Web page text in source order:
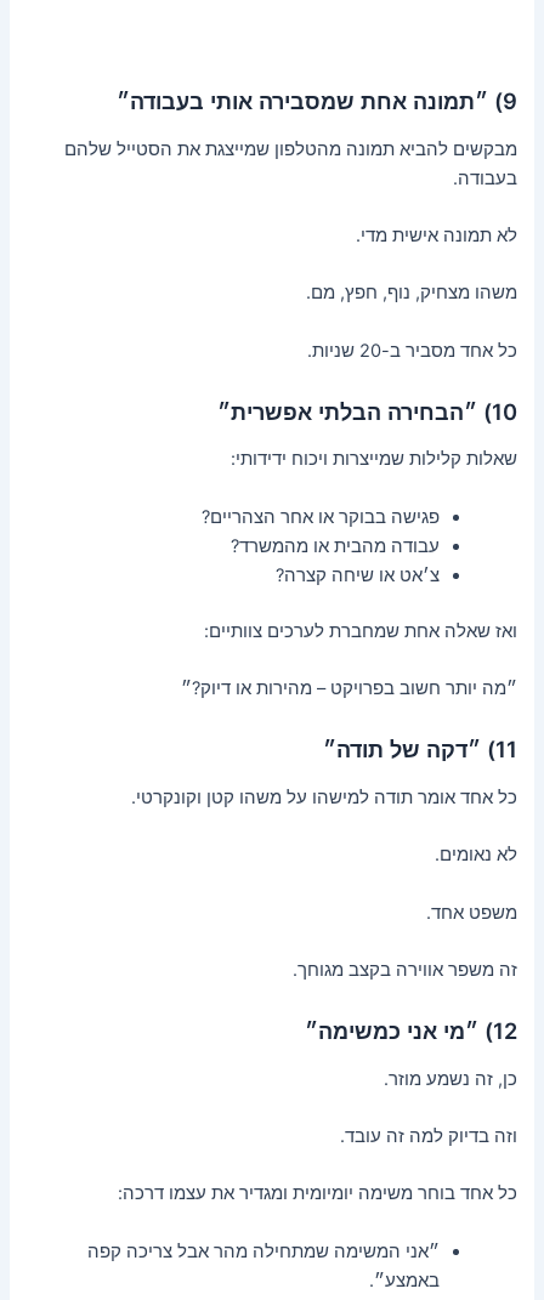
9) ״תמונה אחת שמסבירה אותי בעבודה״
מבקשים להביא תמונה מהטלפון שמייצגת את הסטייל שלהם
בעבודה.
לא תמונה אישית מדי.
משהו מצחיק, נוף, חפץ, מם.
כל אחד מסביר ב-20 שניות.
10) ״הבחירה הבלתי אפשרית״
שאלות קלילות שמייצרות ויכוח ידידותי:
פגישה בבוקר או אחר הצהריים?
עבודה מהבית או מהמשרד?
צ׳אט או שיחה קצרה?
ואז שאלה אחת שמחברת לערכים צוותיים:
״מה יותר חשוב בפרויקט – מהירות או דיוק?״
11) ״דקה של תודה״
כל אחד אומר תודה למישהו על משהו קטן וקונקרטי.
לא נאומים.
משפט אחד.
זה משפר אווירה בקצב מגוחך.
12) ״מי אני כמשימה״
כן, זה נשמע מוזר.
וזה בדיוק למה זה עובד.
כל אחד בוחר משימה יומיומית ומגדיר את עצמו דרכה:
״אני המשימה שמתחילה מהר אבל צריכה קפה
באמצע״.